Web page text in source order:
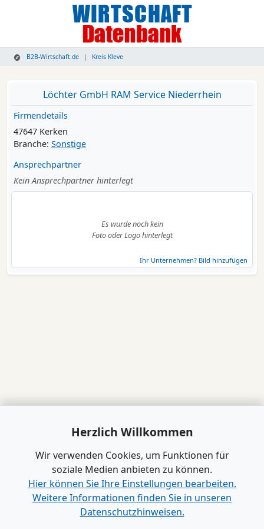
B2B-Wirtschaft.de Kreis Kleve
Löchter GmbH RAM Service Niederrhein
Firmendetails
47647 Kerken
Branche: Sonstige
Ansprechpartner
Kein Ansprechpartner hinterlegt
Es wurde noch kein
Foto oder Logo hinterlegt
Ihr Unternehmen? Bild hinzufügen
Herzlich Willkommen
Wir verwenden Cookies, um Funktionen für
soziale Medien anbieten zu können.
Hier können Sie Ihre Einstellungen bearbeiten.
Weitere Informationen finden Sie in unseren
Datenschutzhinweisen.